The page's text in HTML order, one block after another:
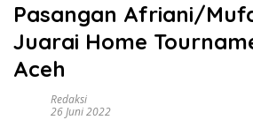
Pasangan Afriani/
Juarai Home
Aceh
Redaksi
26 Juni 2022